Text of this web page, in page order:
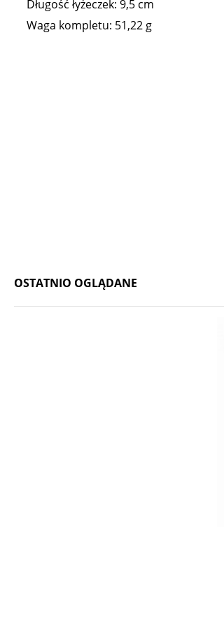
Długość łyżeczek: 9,5 cm
Waga kompletu: 51,22 g
OSTATNIO OGLĄDANE